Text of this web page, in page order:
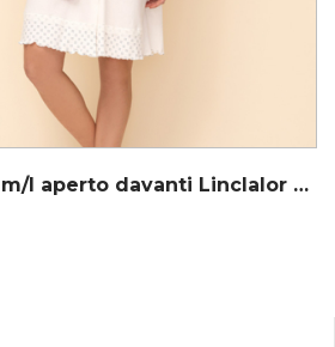
Camicia da Notte m/l aperto davanti Linclalor 71195-71301